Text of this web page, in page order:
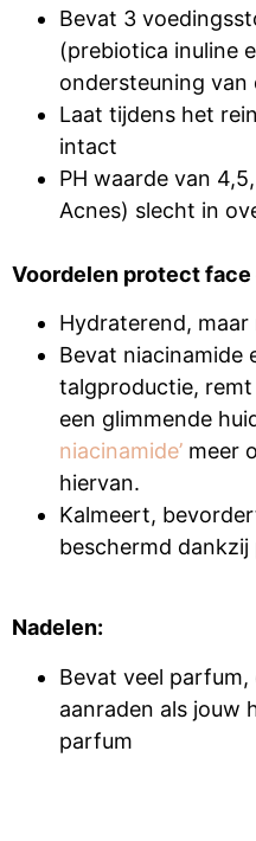
Bevat 3
(prebiotica inuline
ondersteuning van
Laat tijdens het
intact
PH waarde van
Acnes) slecht in
Voordelen protect face
Hydraterend,
Bevat niacinamide
talgproductie,
een glimmende
niacinamide’ meer
hiervan.
Kalmeert,
beschermd
Nadelen:
Bevat veel
aanraden als jouw
parfum